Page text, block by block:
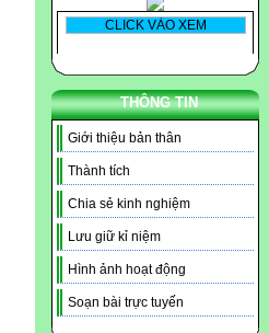
THÔNG TIN
Giới thiệu bản thân
Thành tích
Chia sẻ kinh nghiệm
Lưu giữ kỉ niệm
Hình ảnh hoạt động
Soạn bài trực tuyến